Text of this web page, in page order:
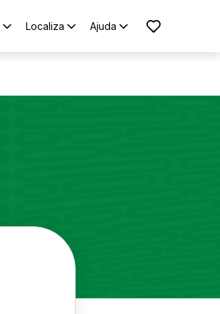
Localiza Ajuda